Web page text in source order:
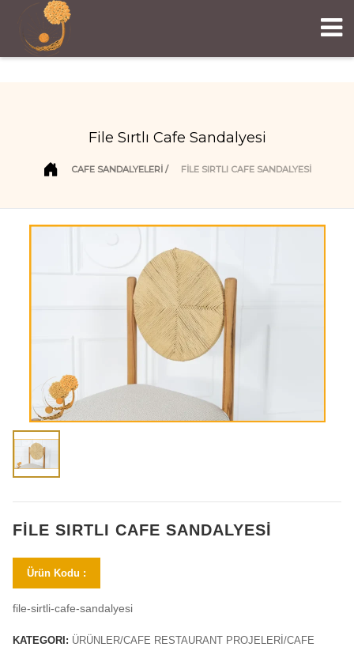
File Sırtlı Cafe Sandalyesi
CAFE SANDALYELERI FILE SIRTLI CAFE SANDALYESI
FILE SIRTLI CAFE SANDALYESI
Ürün Kodu :
file-sirtli-cafe-sandalyesi
KATEGORI: ÜRÜNLER/CAFE RESTAURANT PROJELERİ/CAFE